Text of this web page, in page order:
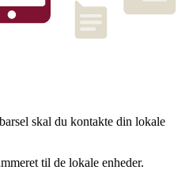
skal du kontakte din lokale
til de lokale enheder.